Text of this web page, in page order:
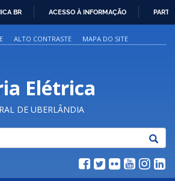
PARA
O
BR ACESSO À INFORMAÇÃO
ALTO CONTRASTE MAPA DO SITE
Elétrica
DE UBERLÂNDIA